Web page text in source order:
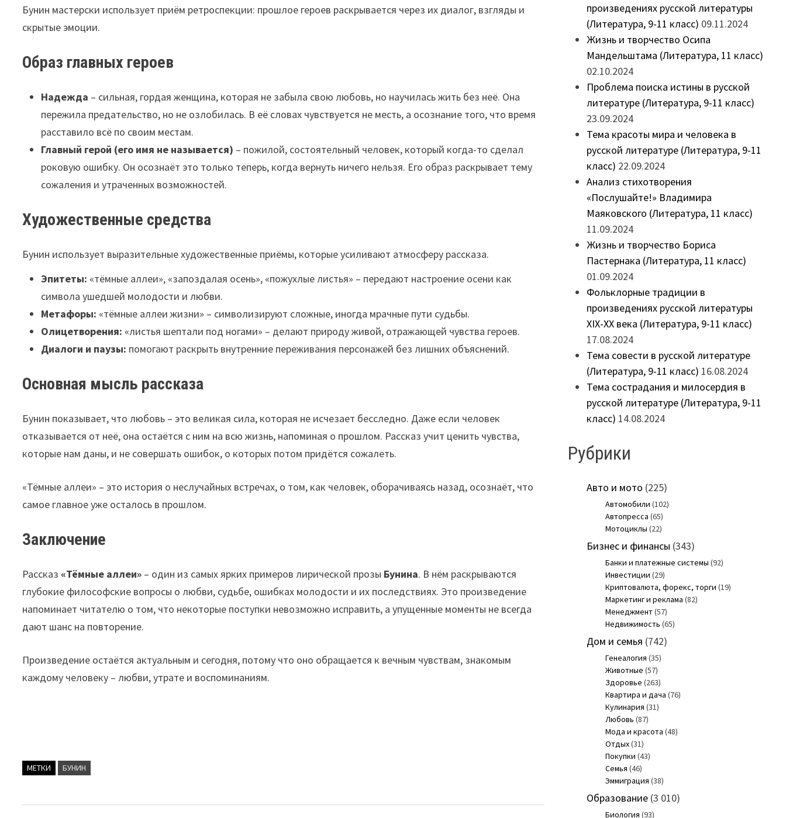
Бунин мастерски использует приём ретроспекции: прошлое героев раскрывается через их диалог, взгляды и
скрытые эмоции.
Образ главных героев
Надежда – сильная, гордая женщина, которая не забыла свою любовь, но научилась жить без неё. Она
пережила предательство, но не озлобилась. В её словах чувствуется не месть, а осознание того, что время
расставило всё по своим местам.
Главный герой (его имя не называется) – пожилой, состоятельный человек, который когда-то сделал
роковую ошибку. Он осознаёт это только теперь, когда вернуть ничего нельзя. Его образ раскрывает тему
сожаления и утраченных возможностей.
Художественные средства
Бунин использует выразительные художественные приёмы, которые усиливают атмосферу рассказа.
Эпитеты: «тёмные аллеи», «запоздалая осень», «пожухлые листья» – передают настроение осени как
символа ушедшей молодости и любви.
Метафоры: «тёмные аллеи жизни» – символизируют сложные, иногда мрачные пути судьбы.
Олицетворения: «листья шептали под ногами» – делают природу живой, отражающей чувства героев.
Диалоги и паузы: помогают раскрыть внутренние переживания персонажей без лишних объяснений.
Основная мысль рассказа
Бунин показывает, что любовь – это великая сила, которая не исчезает бесследно. Даже если человек
отказывается от неё, она остаётся с ним на всю жизнь, напоминая о прошлом. Рассказ учит ценить чувства,
которые нам даны, и не совершать ошибок, о которых потом придётся сожалеть.
«Тёмные аллеи» – это история о неслучайных встречах, о том, как человек, оборачиваясь назад, осознаёт, что
самое главное уже осталось в прошлом.
Заключение
Рассказ «Тёмные аллеи» – один из самых ярких примеров лирической прозы Бунина. В нём раскрываются
глубокие философские вопросы о любви, судьбе, ошибках молодости и их последствиях. Это произведение
напоминает читателю о том, что некоторые поступки невозможно исправить, а упущенные моменты не всегда
дают шанс на повторение.
Произведение остаётся актуальным и сегодня, потому что оно обращается к вечным чувствам, знакомым
каждому человеку – любви, утрате и воспоминаниям.
МЕТКИ БУНИН
произведениях русской литературы
(Литература, 9-11 класс) 09.11.2024
Жизнь и творчество Осипа
Мандельштама (Литература, 11 класс)
02.10.2024
Проблема поиска истины в русской
литературе (Литература, 9-11 класс)
23.09.2024
Тема красоты мира и человека в
русской литературе (Литература, 9-11
класс) 22.09.2024
Анализ стихотворения
«Послушайте!» Владимира
Маяковского (Литература, 11 класс)
11.09.2024
Жизнь и творчество Бориса
Пастернака (Литература, 11 класс)
01.09.2024
Фольклорные традиции в
произведениях русской литературы
XIX-XX века (Литература, 9-11 класс)
17.08.2024
Тема совести в русской литературе
(Литература, 9-11 класс) 16.08.2024
Тема сострадания и милосердия в
русской литературе (Литература, 9-11
класс) 14.08.2024
Рубрики
Авто и мото (225)
Автомобили (102)
Автопресса (65)
Мотоциклы (22)
Бизнес и финансы (343)
Банки и платежные системы (92)
Инвестиции (29)
Криптовалюта, форекс, торги (19)
Маркетинг и реклама (82)
Менеджмент(57)
Недвижимость (65)
Дом и семья (742)
Генеалогия (35)
Животные (57)
Здоровье (263)
Квартира и дача (76)
Кулинария (31)
Любовь (87)
Мода и красота (48)
Отдых(31)
Покупки (43)
Семья (46)
Эммиграция (38)
Образование(3 010)
Биология (93)